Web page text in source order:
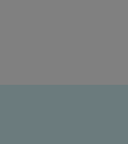
les meilleures
: